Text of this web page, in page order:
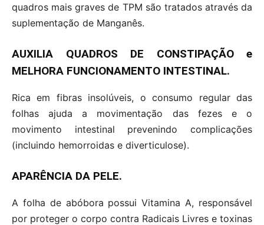
quadros mais graves de TPM são tratados através da
suplementação de Manganês.
AUXILIA QUADROS DE CONSTIPAÇÃO e
MELHORA FUNCIONAMENTO INTESTINAL.
Rica em fibras insolúveis, o consumo regular das
folhas ajuda a movimentação das fezes e o
movimento intestinal prevenindo complicações
(incluindo hemorroidas e diverticulose).
APARÊNCIA DA PELE.
A folha de abóbora possui Vitamina A, responsável
por proteger o corpo contra Radicais Livres e toxinas